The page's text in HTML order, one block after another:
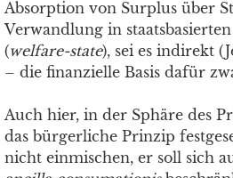
Absorption von Surplus über
Verwandlung in
(welfare-state), sei es indirekt
– die finanzielle Basis dafür
Auch hier, in der Sphäre des
das bürgerliche Prinzip
nicht einmischen, er soll sich